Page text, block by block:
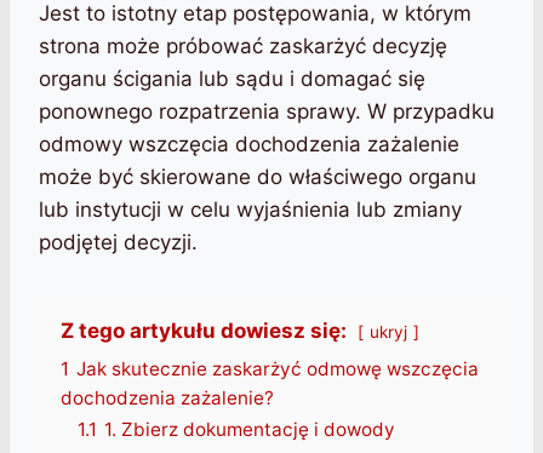
Jest to istotny etap postępowania, w którym
strona może próbować zaskarżyć decyzję
organu ścigania lub sądu i domagać się
ponownego rozpatrzenia sprawy. W przypadku
odmowy wszczęcia dochodzenia zażalenie
może być skierowane do właściwego organu
lub instytucji w celu wyjaśnienia lub zmiany
podjętej decyzji.
Z tego artykułu dowiesz się: ukryj
1 Jak skutecznie zaskarżyć odmowę wszczęcia
dochodzenia zażalenie?
1.1 1. Zbierz dokumentację i dowody